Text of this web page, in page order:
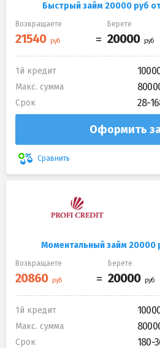
Быстрый займ 20000 руб
Возвращаете Берете
1й кредит
Макс. сумма
Срок 28-
Оформить
Сравнить
Моментальный займ 20000
Возвращаете Берете
1й кредит
Макс. сумма
Срок 180-